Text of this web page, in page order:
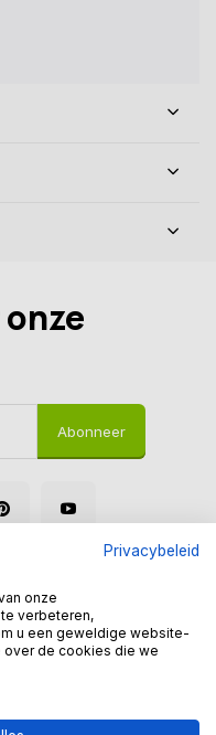
Abonneer
Privacybeleid
onze
verbeteren,
u een geweldige website-
over de cookies die we